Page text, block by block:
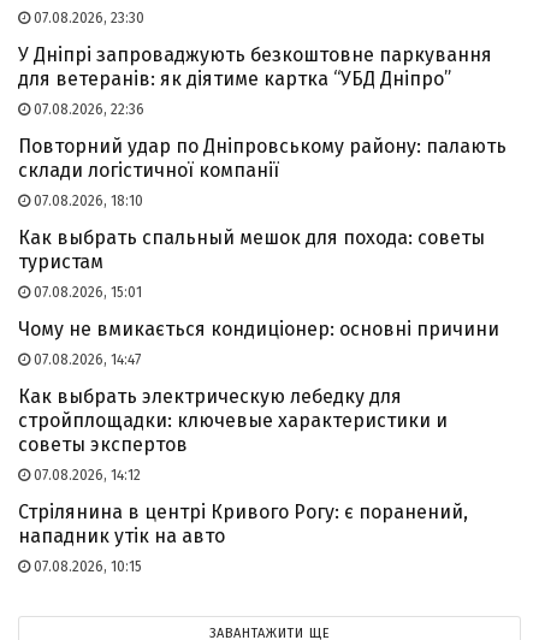
07.08.2026, 23:30
У Дніпрі запроваджують безкоштовне паркування
для ветеранів: як діятиме картка “УБД Дніпро”
07.08.2026, 22:36
Повторний удар по Дніпровському району: палають
склади логістичної компанії
07.08.2026, 18:10
Как выбрать спальный мешок для похода: советы
туристам
07.08.2026, 15:01
Чому не вмикається кондиціонер: основні причини
07.08.2026, 14:47
Как выбрать электрическую лебедку для
стройплощадки: ключевые характеристики и
советы экспертов
07.08.2026, 14:12
Стрілянина в центрі Кривого Рогу: є поранений,
нападник утік на авто
07.08.2026, 10:15
ЗАВАНТАЖИТИ ЩЕ